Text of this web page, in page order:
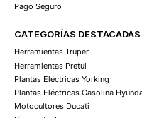
Pago Seguro
CATEGORÍAS DESTACADAS
Herramientas Truper
Herramientas Pretul
Plantas Eléctricas Yorking
Plantas Eléctricas Gasolina
Motocultores Ducati